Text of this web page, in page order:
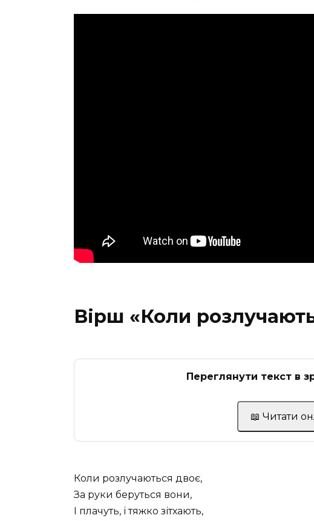
Вірш «Коли
Переглянути текст в
📖 Читати
Коли розлучаються двоє,
За руки беруться вони,
I плачуть, і тяжко зітхають,